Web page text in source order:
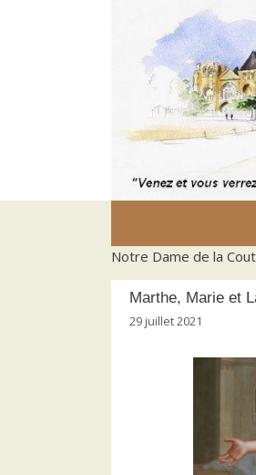
Notre Dame de la
Marthe, Marie et
29 juillet 2021